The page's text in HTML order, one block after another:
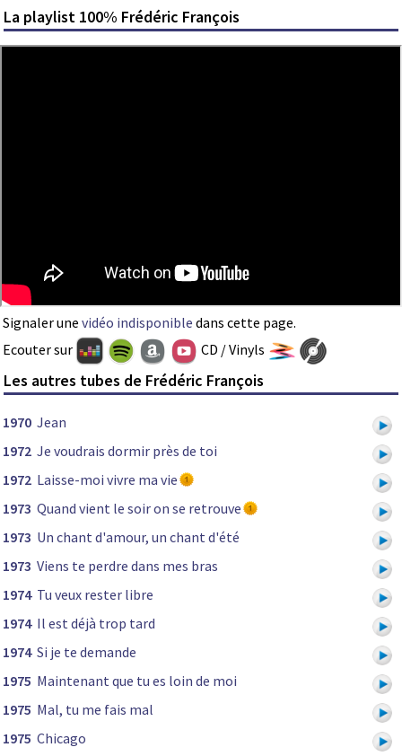
La playlist 100% Frédéric François
Signaler une vidéo indisponible dans cette page.
Ecouter sur
CD / Vinyls
Les autres tubes de Frédéric François
1970 Jean
1972 Je voudrais dormir près de toi
1972 Laisse-moi vivre ma vie
1973 Quand vient le soir on se retrouve
1973 Un chant d'amour, un chant d'été
1973 Viens te perdre dans mes bras
1974 Tu veux rester libre
1974 Il est déjà trop tard
1974 Si je te demande
1975 Maintenant que tu es loin de moi
1975 Mal, tu me fais mal
1975 Chicago